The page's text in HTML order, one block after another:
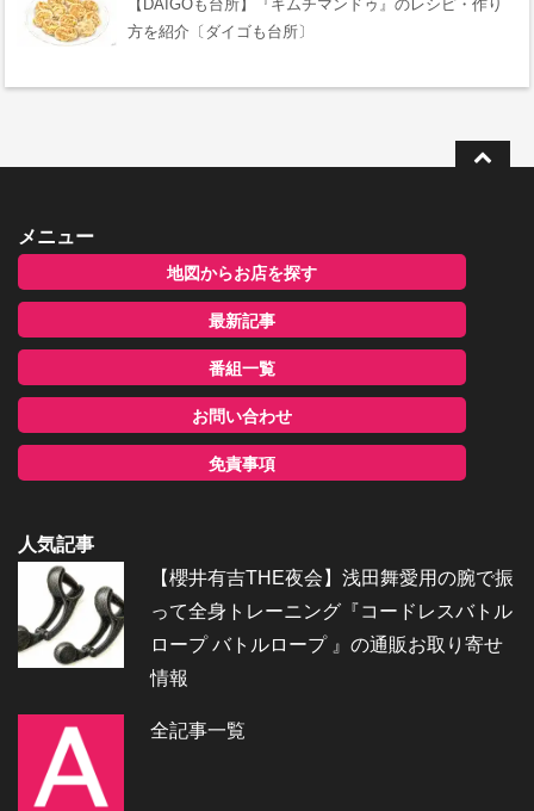
【DAIGOも台所】『キムチマンドゥ』のレシピ・作り
方を紹介〔ダイゴも台所〕
メニュー
地図からお店を探す
最新記事
番組一覧
お問い合わせ
免責事項
人気記事
【櫻井有吉THE夜会】浅田舞愛用の腕で振
って全身トレーニング『コードレスバトル
ロープ バトルロープ 』の通販お取り寄せ
情報
全記事一覧